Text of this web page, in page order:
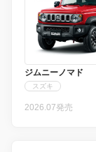
ジムニーノマド
スズキ
2026.07発売